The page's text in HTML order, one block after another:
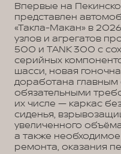
Впервые на
представлен
«Такла-Макан» в
узлов и агрегатов
500 и TANK 300 с
серийных
шасси, новая
доработана главным
обязательными
их числе — каркас
сиденья,
увеличенного
а также
ремонта, оказания